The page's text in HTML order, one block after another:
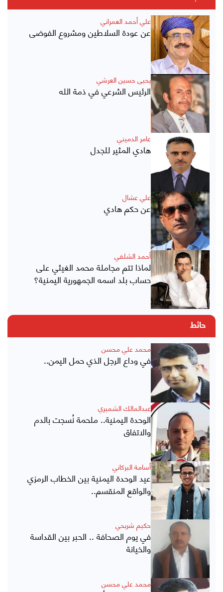
علي أحمد العمراني
عن عودة السلاطين ومشروع الفوضى
يحيى حسين العرشي
الرئيس الشرعي في ذمة الله
عامر الدميني
هادي المثير للجدل
علي عشال
عن حكم هادي
أحمد الشلفي
لماذا تتم مجاملة محمد الغيثي على
حساب بلد اسمه الجمهورية اليمنية؟
حائط
محمد علي محسن
في وداع الرجل الذي حمل اليمن..
عبدالمالك الشميري
الوحدة اليمنية.. ملحمة نُسجت بالدم
والاتفاق
أسامة البركاني
عيد الوحدة اليمنية بين الخطاب الرمزي
والواقع المنقسم..
حكيم شريحي
في يوم الصحافة .. الحبر بين القداسة
والخيانة
محمد علي محسن